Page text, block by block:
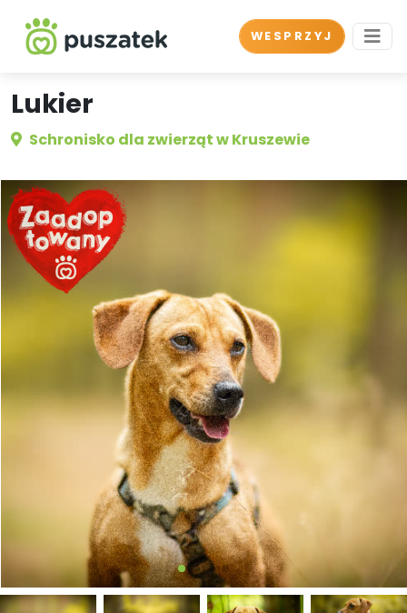
WESPRZYJ
Lukier
Schronisko dla zwierząt w Kruszewie